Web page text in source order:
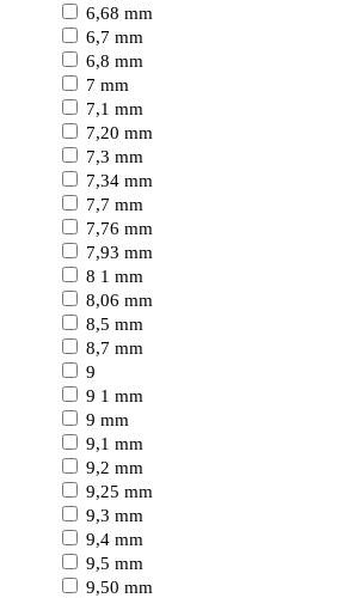
6,68 mm
6,7 mm
6,8 mm
7 mm
7,1 mm
7,20 mm
7,3 mm
7,34 mm
7,7 mm
7,76 mm
7,93 mm
8 1 mm
8,06 mm
8,5 mm
8,7 mm
9
9 1 mm
9 mm
9,1 mm
9,2 mm
9,25 mm
9,3 mm
9,4 mm
9,5 mm
9,50 mm